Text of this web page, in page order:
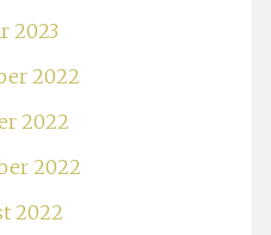
2023
2022
2022
2022
2022